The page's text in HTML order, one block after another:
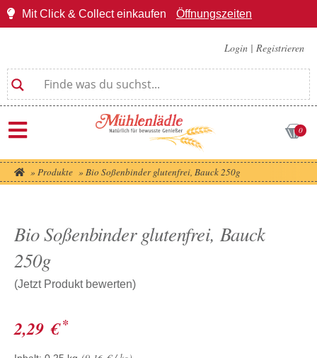
Mit Click & Collect einkaufen Öffnungszeiten
Login | Registrieren
0
» Produkte » Bio Soßenbinder glutenfrei, Bauck 250g
Bio Soßenbinder glutenfrei, Bauck
250g
(Jetzt Produkt bewerten)
2,29 € *